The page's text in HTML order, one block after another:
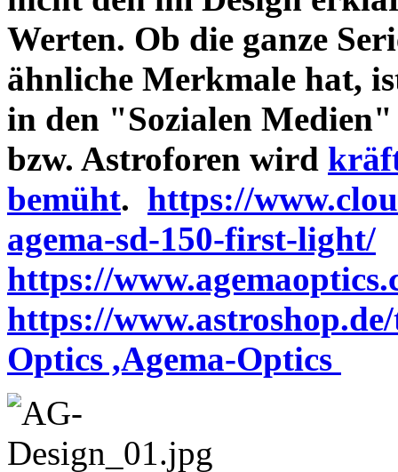
Werten. Ob die ganze
ähnliche Merkmale hat,
in den "Sozialen Medien"
bzw. Astroforen wird
bemüht. https://
agema-sd-150-first-light/
https://
https://
Optics ,Agema-Optics